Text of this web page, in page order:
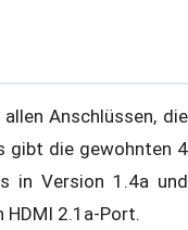
Anschlüssen, die
gibt die gewohnten 4
in Version 1.4a und
HDMI 2.1a-Port.